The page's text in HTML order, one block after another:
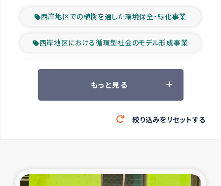
西岸地区での植樹を通した環境保全・緑化事業
西岸地区における循環型社会のモデル形成事業
ツアー参加者の声
緊急救援の時代
東ティモール豪雨緊急支援
もっと見る
絞り込みをリセットする